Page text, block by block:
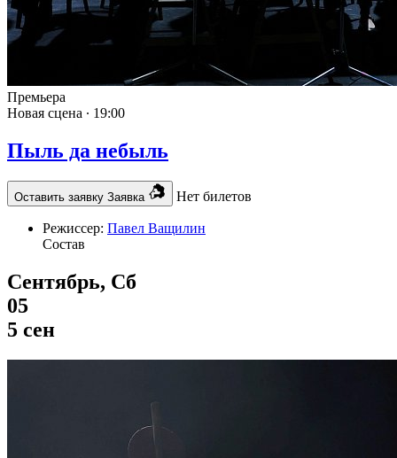
Премьера
Новая сцена ∙ 19:00
Пыль да небыль
Оставить заявку Заявка Нет билетов
Режиссер: Павел Ващилин
Состав
Сентябрь, Сб
05
5 сен